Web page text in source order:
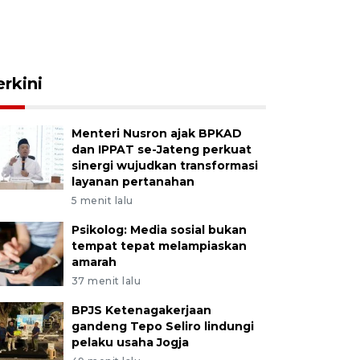
Menteri Nusron ajak BPKAD
dan IPPAT se-Jateng perkuat
sinergi wujudkan transformasi
layanan pertanahan
5 menit lalu
Psikolog: Media sosial bukan
tempat tepat melampiaskan
amarah
37 menit lalu
BPJS Ketenagakerjaan
gandeng Tepo Seliro lindungi
pelaku usaha Jogja